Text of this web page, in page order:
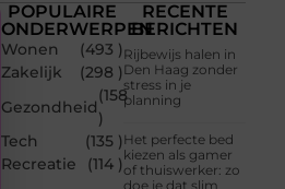
POPULAIRE
ONDERWERPEN
Wonen
(493 )
Zakelijk
(298 )
Gezondheid
(158
)
Tech
(135 )
Recreatie
(114 )
RECENTE
BERICHTEN
Rijbewijs halen in
Den Haag zonder
stress in je
planning
Het perfecte bed
kiezen als gamer
of thuiswerker: zo
doe je dat slim